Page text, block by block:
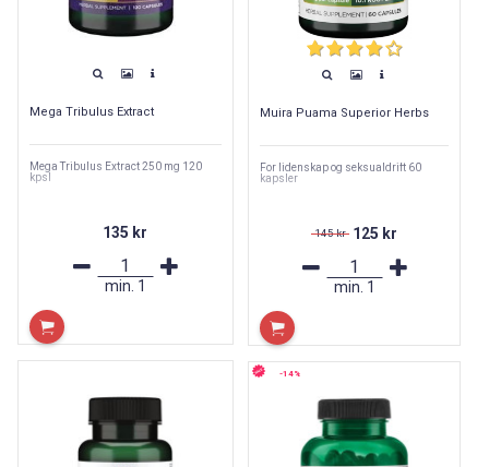
Mega Tribulus Extract
Mega Tribulus Extract 250 mg 120
kpsl
135 kr
min. 1
Muira Puama Superior Herbs
For lidenskap og seksualdrift 60
kapsler
145 kr 125 kr
min. 1
-14%